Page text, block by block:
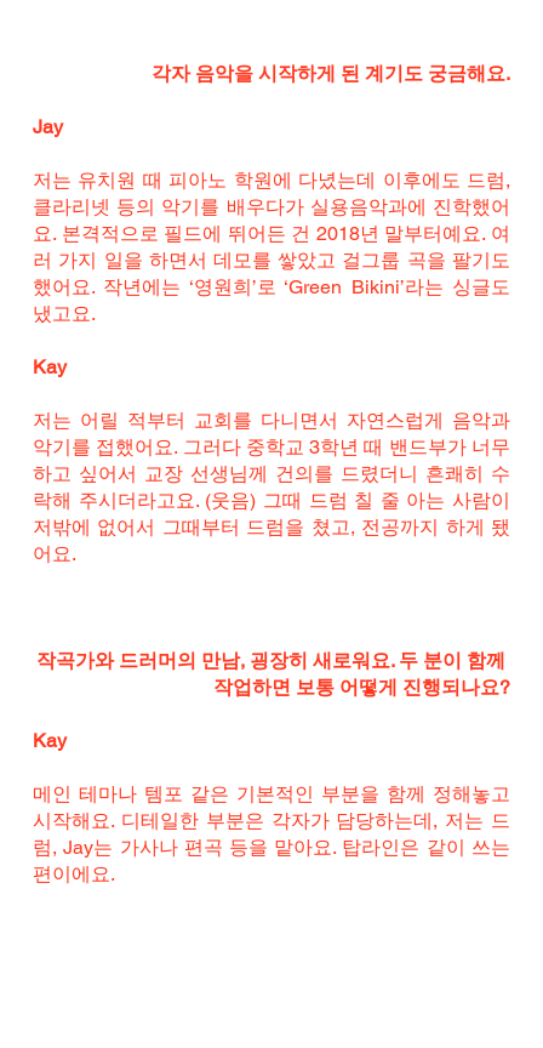
각자 음악을 시작하게 된 계기도 궁금해요.
Jay
저는 유치원 때 피아노 학원에 다녔는데 이후에도 드럼,
클라리넷 등의 악기를 배우다가 실용음악과에 진학했어
요. 본격적으로 필드에 뛰어든 건 2018년 말부터예요. 여
러 가지 일을 하면서 데모를 쌓았고 걸그룹 곡을 팔기도
했어요. 작년에는 ‘영원희’로 ‘Green Bikini’라는 싱글도
냈고요.
Kay
저는 어릴 적부터 교회를 다니면서 자연스럽게 음악과
악기를 접했어요. 그러다 중학교 3학년 때 밴드부가 너무
하고 싶어서 교장 선생님께 건의를 드렸더니 흔쾌히 수
락해 주시더라고요. (웃음) 그때 드럼 칠 줄 아는 사람이
저밖에 없어서 그때부터 드럼을 쳤고, 전공까지 하게 됐
어요.
작곡가와 드러머의 만남, 굉장히 새로워요. 두 분이 함께
작업하면 보통 어떻게 진행되나요?
Kay
메인 테마나 템포 같은 기본적인 부분을 함께 정해놓고
시작해요. 디테일한 부분은 각자가 담당하는데, 저는 드
럼, Jay는 가사나 편곡 등을 맡아요. 탑라인은 같이 쓰는
편이에요.